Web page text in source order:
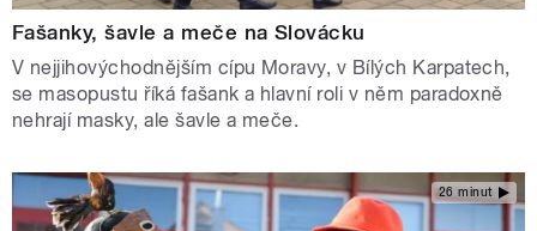
Fašanky, šavle a meče na Slovácku
V nejjihovýchodnějším cípu Moravy, v Bílých Karpatech,
se masopustu říká fašank a hlavní roli v něm paradoxně
nehrají masky, ale šavle a meče.
26 minut